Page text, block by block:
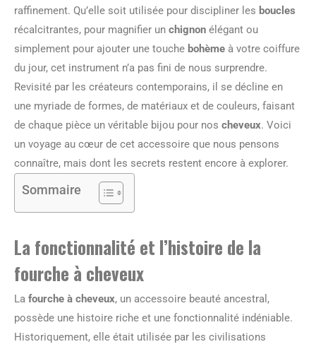
raffinement. Qu’elle soit utilisée pour discipliner les boucles
récalcitrantes, pour magnifier un chignon élégant ou
simplement pour ajouter une touche bohème à votre coiffure
du jour, cet instrument n’a pas fini de nous surprendre.
Revisité par les créateurs contemporains, il se décline en
une myriade de formes, de matériaux et de couleurs, faisant
de chaque pièce un véritable bijou pour nos cheveux. Voici
un voyage au cœur de cet accessoire que nous pensons
connaître, mais dont les secrets restent encore à explorer.
Sommaire
La fonctionnalité et l’histoire de la
fourche à cheveux
La fourche à cheveux, un accessoire beauté ancestral,
possède une histoire riche et une fonctionnalité indéniable.
Historiquement, elle était utilisée par les civilisations